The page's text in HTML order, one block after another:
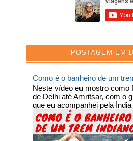
POSTAGEM EM
Como é o banheiro de um
Neste vídeo eu mostro como
de Delhi até Amritsar, com o
que eu acompanhei pela